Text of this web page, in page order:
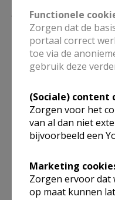
Lees meer
Functionele
Zorgen dat de
portaal correct
toe via de
gebruik deze
(Sociale) content
Zorgen voor het
van al dan niet
bijvoorbeeld een
Marketing
Zorgen ervoor dat
op maat kunnen